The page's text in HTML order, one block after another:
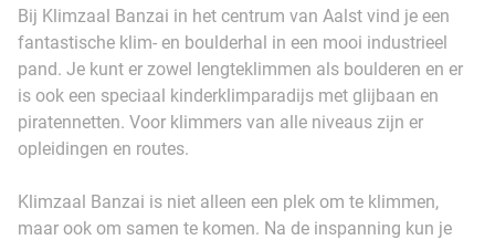
Bij Klimzaal Banzai in het centrum van Aalst vind je een
fantastische klim- en boulderhal in een mooi industrieel
pand. Je kunt er zowel lengteklimmen als boulderen en er
is ook een speciaal kinderklimparadijs met glijbaan en
piratennetten. Voor klimmers van alle niveaus zijn er
opleidingen en routes.
Klimzaal Banzai is niet alleen een plek om te klimmen,
maar ook om samen te komen. Na de inspanning kun je